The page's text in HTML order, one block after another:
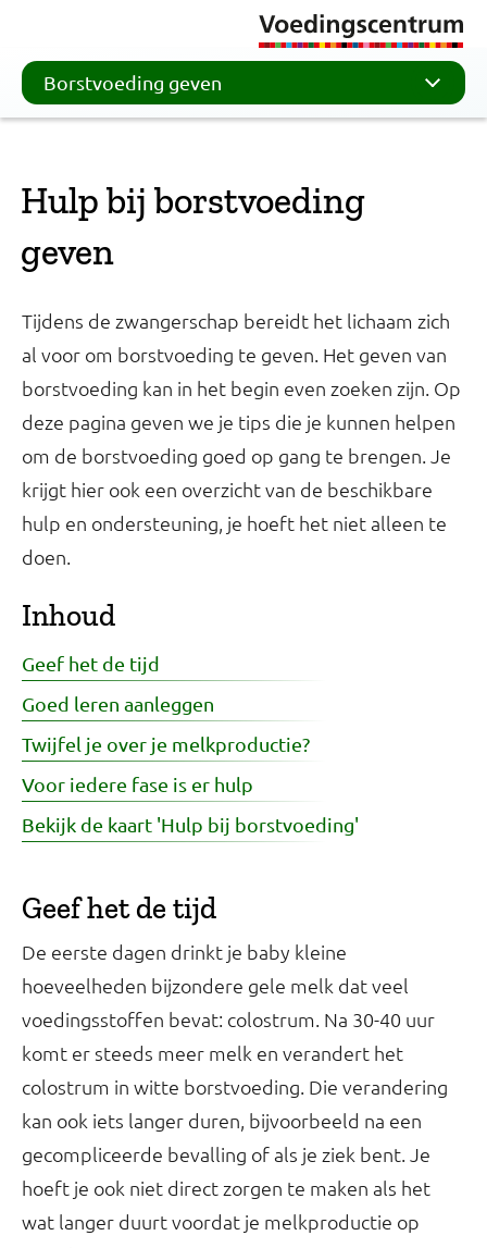
Borstvoeding geven
Hulp bij borstvoeding
geven
Tijdens de zwangerschap bereidt het lichaam zich
al voor om borstvoeding te geven. Het geven van
borstvoeding kan in het begin even zoeken zijn. Op
deze pagina geven we je tips die je kunnen helpen
om de borstvoeding goed op gang te brengen. Je
krijgt hier ook een overzicht van de beschikbare
hulp en ondersteuning, je hoeft het niet alleen te
doen.
Inhoud
Geef het de tijd
Goed leren aanleggen
Twijfel je over je melkproductie?
Voor iedere fase is er hulp
Bekijk de kaart 'Hulp bij borstvoeding'
Geef het de tijd
De eerste dagen drinkt je baby kleine
hoeveelheden bijzondere gele melk dat veel
voedingsstoffen bevat: colostrum. Na 30-40 uur
komt er steeds meer melk en verandert het
colostrum in witte borstvoeding. Die verandering
kan ook iets langer duren, bijvoorbeeld na een
gecompliceerde bevalling of als je ziek bent. Je
hoeft je ook niet direct zorgen te maken als het
wat langer duurt voordat je melkproductie op